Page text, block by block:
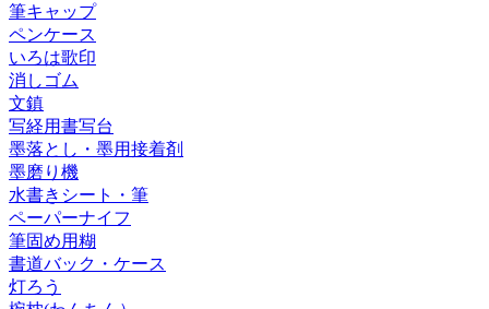
筆キャップ
ペンケース
いろは歌印
消しゴム
文鎮
写経用書写台
墨落とし・墨用接着剤
墨磨り機
水書きシート・筆
ペーパーナイフ
筆固め用糊
書道バック・ケース
灯ろう